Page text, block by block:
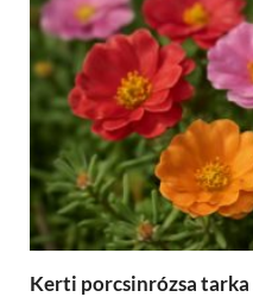
Kerti porcsinrózsa